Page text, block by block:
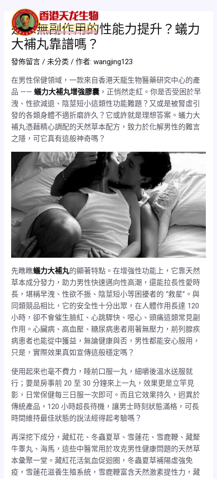
追求無副作用的性能力提升？蟻力
大補丸靠譜嗎？
發佈留言 / 未分类 / 作者:wangjing123
在男性保健領域，一款來自香港天龍生物醫藥研究中心的產
品 ——蟻力大補丸增強膠囊 ，正悄然走紅。你是否受困於早
洩、性欲減退、陰莖短小這類性功能難題？又或是被腎虛引
發的各類身體不適折磨許久？它或許就是理想答案。蟻力大
補丸憑藉精心調配的天然草本配方，致力於化解男性的難言
之隱，可它真有這般神奇嗎？
先瞧瞧蟻力大補丸的顯著特點。在增強性功能上，它靠天然
草本成分發力，助力男性快速邁向性高潮，還能拉長性愛時
長，堪稱早洩、性欲不振、陰莖短小等困擾者的 “救星”。與
同類競品相比，它的安全性十分出眾，在人體作用長達 120
小時，卻不會催生臉紅、心跳驟快、噁心、頭痛這類常見副
作用。心臟病、高血壓、糖尿病患者用著無壓力，前列腺疾
病患者也能從中獲益，無論健康與否，男性都能安心服用，
只是，實際效果真如宣傳這般穩定嗎？
使用起來也毫不費力，睡前口服一丸，細嚼後溫水送服就
行；要是房事前 20 至 30 分鐘來上一丸，效果更是立竿見
影，日常保健每三日服一次即可。而且它效果持久，迥異於
傳統產品，120 小時超長待機，讓男士時刻狀態滿格，可長
時間維持最佳狀態的說法經得起考驗嗎？
再深挖下成分，藏紅花、冬蟲夏草、雪蓮花、雪鹿鞭、藏犛
牛睾丸、海馬，這些中醫常用於攻克男性健康問題的天然草
本彙聚一堂。藏紅花活氣血促迴圈，冬蟲夏草補陽虛強免
疫，雪蓮花滋養生殖系統，雪鹿鞭富含天然激素提性力，藏
navigation